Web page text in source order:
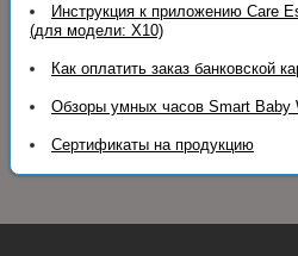
Инструкция к приложению Care
(для модели: X10)
Как оплатить заказ банковской
Обзоры умных часов Smart Baby
Сертификаты на продукцию